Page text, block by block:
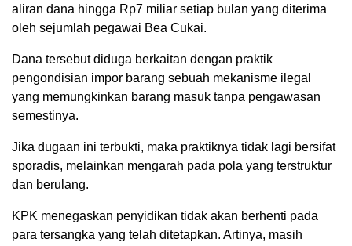
aliran dana hingga Rp7 miliar setiap bulan yang diterima
oleh sejumlah pegawai Bea Cukai.
Dana tersebut diduga berkaitan dengan praktik
pengondisian impor barang sebuah mekanisme ilegal
yang memungkinkan barang masuk tanpa pengawasan
semestinya.
Jika dugaan ini terbukti, maka praktiknya tidak lagi bersifat
sporadis, melainkan mengarah pada pola yang terstruktur
dan berulang.
KPK menegaskan penyidikan tidak akan berhenti pada
para tersangka yang telah ditetapkan. Artinya, masih